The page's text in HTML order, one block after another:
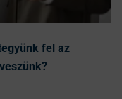
fel az